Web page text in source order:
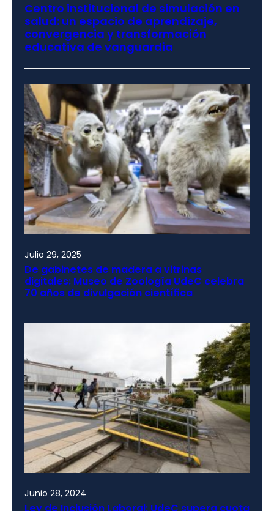
Centro institucional de simulación en
salud: un espacio de aprendizaje,
convergencia y transformación
educativa de vanguardia
Julio 29, 2025
De gabinetes de madera a vitrinas
digitales: Museo de Zoología UdeC celebra
70 años de divulgación científica
Junio 28, 2024